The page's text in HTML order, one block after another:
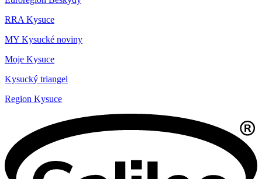
RRA Kysuce
MY Kysucké noviny
Moje Kysuce
Kysucký triangel
Region Kysuce